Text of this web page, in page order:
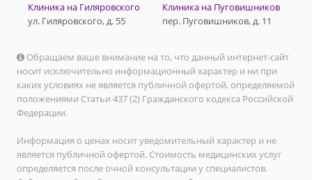
Клиника на Гиляровского
ул. Гиляровского, д. 55
Клиника на Пуговишников
пер. Пуговишников, д. 11
Обращаем ваше внимание на то, что данный интернет-сайт
носит исключительно информационный характер и ни при
каких условиях не является публичной офертой, определяемой
положениями Статьи 437 (2) Гражданского кодекса Российской
Федерации.
Информация о ценах носит уведомительный характер и не
является публичной офертой. Стоимость медицинских услуг
определяется после очной консультации у специалистов.